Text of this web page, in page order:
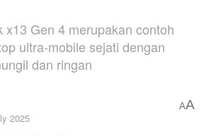
x13 Gen 4 merupakan contoh
ultra-mobile sejati dengan
dan ringan
2025
AA